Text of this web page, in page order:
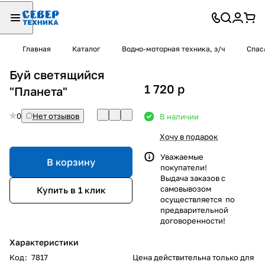
Главная Каталог Водно-моторная техника, з/ч
Буй светящийся
"Планета"
0 Нет отзывов
В корзину
Купить в 1 клик
Характеристики
Код: 7817
1 720 p
В наличии
Хочу в подарок
Уважаемые
покупатели!
Выдача заказов с
самовывозом
осуществляется по
предварительной
договоренности!
Цена действительна только для